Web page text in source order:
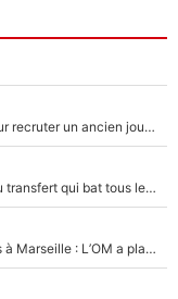
«C’est un très bon choix» : L'OM fait une offre pour recruter un ancien joueur du PSG... et c'est validé dans l'After Foot !
140M€ pour Yan Diomandé : Le PSG a dit non au transfert qui bat tous les records sur le mercato
La crise financière continue de faire des ravages à Marseille : L’OM a placé 12 joueurs sur le marché des transferts… et ça pourrait lui rapporter près de 100M€ !